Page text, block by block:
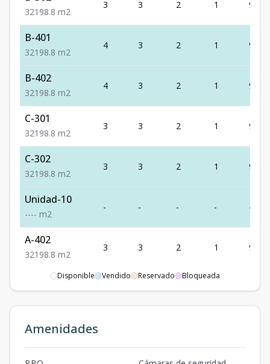
321 98.8 m2
3 3 2 1 98.8
B-401
321 98.8 m2
4 3 2 1 98.8
B-402
321 98.8 m2
4 3 2 1 98.8
C-301
321 98.8 m2
3 3 2 1 98.8
C-302
321 98.8 m2
3 3 2 1 98.8
Unidad-10
---- m2
- - - - -
A-402
321 98.8 m2
3 3 2 1 98.8
A-201
2 3 2 1 98.8
Disponible Vendido Reservado Bloqueada
Amenidades